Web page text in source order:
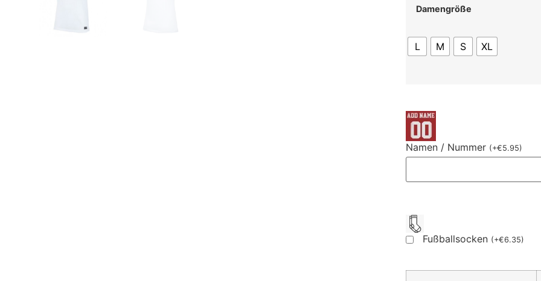
Damengröße
L M S XL
Namen / Nummer (+€5.95)
Fußballsocken (+€6.35)